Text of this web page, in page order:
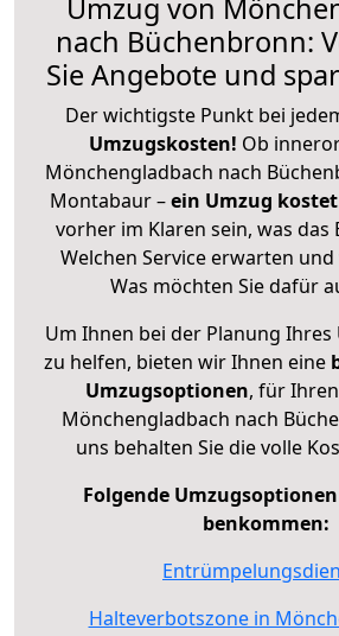
Umzug von
nach Büchenbronn:
Sie Angebote und
Der wichtigste Punkt bei
Umzugskosten! Ob
Mönchengladbach nach
Montabaur –ein Umzug kostet
vorher im Klaren sein, was
Welchen Service erwarten und
Was möchten Sie dafür
Um Ihnen bei der Planung
zu helfen, bieten wir Ihnen eine
Umzugsoptionen, für
Mönchengladbach nach
uns behalten Sie die volle
Folgende
benkommen:
Halteverbotszone in